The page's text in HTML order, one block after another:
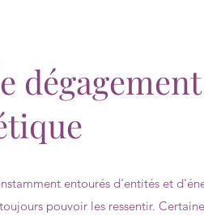
dégagement
entourés d'entités et
pouvoir les ressentir.